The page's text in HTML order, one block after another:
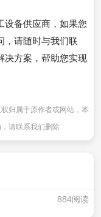
设备供应商，如果您
，请随时与我们联
决方案，帮助您实现
归属于原作者或网站，本
请联系我们删除
884阅读